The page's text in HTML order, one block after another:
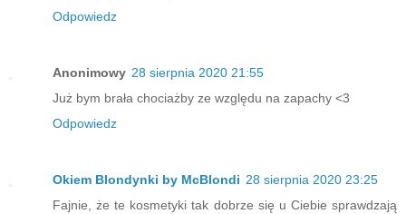
Odpowiedz
Anonimowy 28 sierpnia 2020 21:55
Już bym brała chociażby ze względu na zapachy <3
Odpowiedz
Okiem Blondynki by McBlondi 28 sierpnia 2020 23:25
Fajnie, że te kosmetyki tak dobrze się u Ciebie sprawdzają